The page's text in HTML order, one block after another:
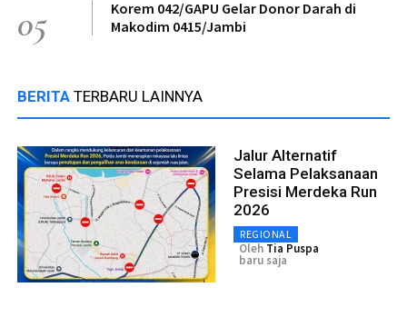
05
Korem 042/GAPU Gelar Donor Darah di
Makodim 0415/Jambi
BERITA TERBARU LAINNYA
Jalur Alternatif
Selama Pelaksanaan
Presisi Merdeka Run
2026
REGIONAL
Oleh Tia Puspa
baru saja